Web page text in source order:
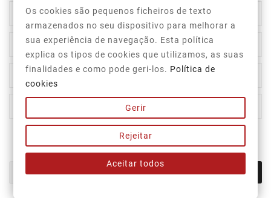
Información De La Tienda
Category
Our Company
Newsletter
OK
Os cookies são pequenos ficheiros de texto
armazenados no seu dispositivo para melhorar a
sua experiência de navegação. Esta política
explica os tipos de cookies que utilizamos, as suas
finalidades e como pode geri-los. Política de
cookies
Gerir
Rejeitar
Aceitar todos